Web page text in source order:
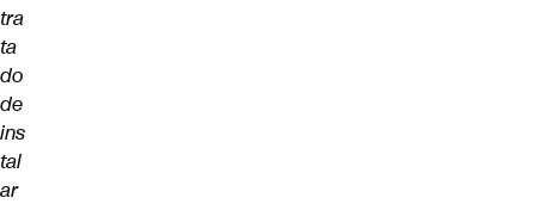
tra
ta
do
de
ins
tal
ar